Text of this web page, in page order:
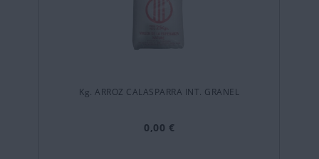
Kg. ARROZ CALASPARRA INT. GRANEL
0,00 €